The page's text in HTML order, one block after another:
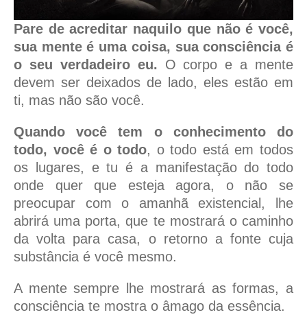
Pare de acreditar naquilo que não é você,
sua mente é uma coisa, sua consciência é
o seu verdadeiro eu. O corpo e a mente
devem ser deixados de lado, eles estão em
ti, mas não são você.
Quando você tem o conhecimento do
todo, você é o todo, o todo está em todos
os lugares, e tu é a manifestação do todo
onde quer que esteja agora, o não se
preocupar com o amanhã existencial, lhe
abrirá uma porta, que te mostrará o caminho
da volta para casa, o retorno a fonte cuja
substância é você mesmo.
A mente sempre lhe mostrará as formas, a
consciência te mostra o âmago da essência.